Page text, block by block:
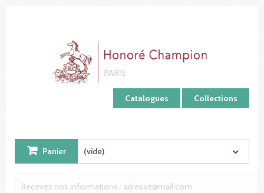
Catalogues Collections
Panier (vide)